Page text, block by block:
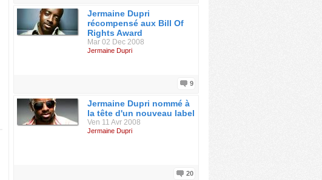
Jermaine Dupri
récompensé aux Bill Of
Rights Award
Mar 02 Dec 2008
Jermaine Dupri
9
Jermaine Dupri nommé à
la tête d'un nouveau label
Ven 11 Avr 2008
Jermaine Dupri
20